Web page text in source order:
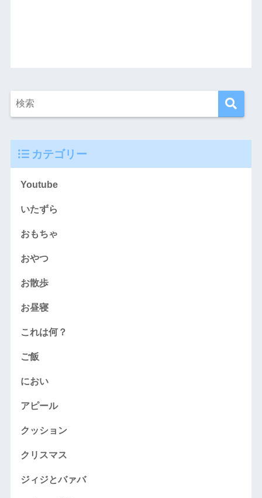
カテゴリー
Youtube
いたずら
おもちゃ
おやつ
お散歩
お昼寝
これは何？
ご飯
におい
アピール
クッション
クリスマス
ジィジとバァバ